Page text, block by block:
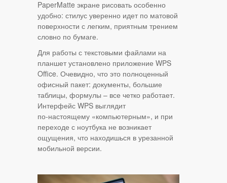
PaperMatte экране рисовать особенно
удобно: стилус уверенно идет по матовой
поверхности с легким, приятным трением
словно по бумаге.
Для работы с текстовыми файлами на
планшет установлено приложение WPS
Office. Очевидно, что это полноценный
офисный пакет: документы, большие
таблицы, формулы – все четко работает.
Интерфейс WPS выглядит
по‑настоящему «компьютерным», и при
переходе с ноутбука не возникает
ощущения, что находишься в урезанной
мобильной версии.